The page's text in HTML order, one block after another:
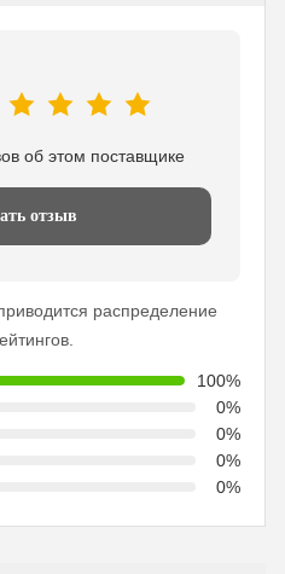
об этом поставщике
отзыв
распределение
100%
0%
0%
0%
0%